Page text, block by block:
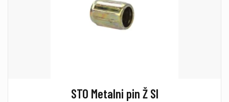
STO Metalni pin Ž SI